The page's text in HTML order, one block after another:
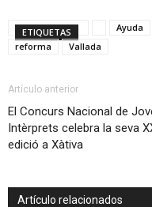
ETIQUETAS Ayuda
reforma
Vallada
Artículo anterior
El Concurs Nacional de
Intèrprets celebra la seva
edició a Xàtiva
Artículo relacionados